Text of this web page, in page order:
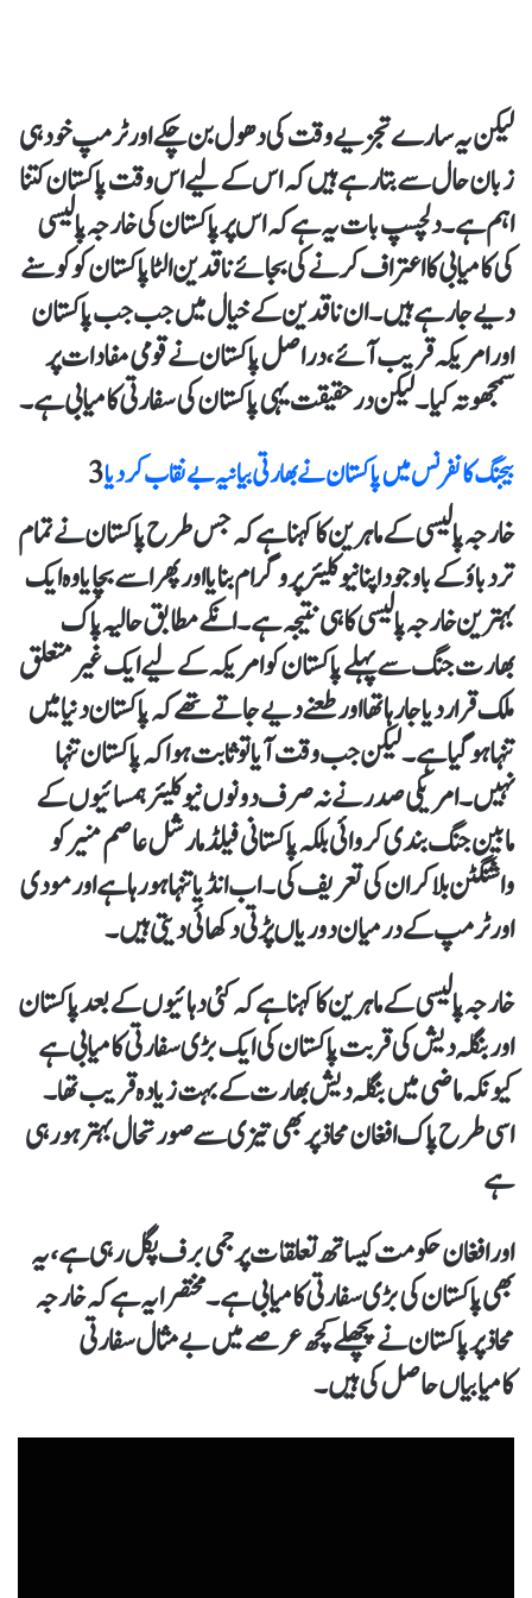
لیکن یہ سارے تجزیے وقت کی دھول بن چکے اور ٹرمپ خود ہی
زبان حال سے بتا رہے ہیں کہ اس کے لیے اس وقت پاکستان کتنا
اہم ہے۔ دلچسپ بات یہ ہے کہ اس پر پاکستان کی خارجہ پالیسی
کی کامیابی کا اعتراف کرنے کی بجائے ناقدین الٹا پاکستان کو کوسنے
دیے جا رہے ہیں۔ ان ناقدین کے خیال میں جب جب پاکستان
اور امریکہ قریب آئے، دراصل پاکستان نے قومی مفادات پر
سمجھوتہ کیا۔ لیکن درحقیقت یہی پاکستان کی سفارتی کامیابی ہے۔
بیجنگ کانفرنس میں پاکستان نے بھارتی بیانیہ بےنقاب کردیا3
خارجہ پالیسی کے ماہرین کا کہنا ہے کہ جس طرح پاکستان نے تمام
تر دباؤ کے باوجود اپنا نیوکلیئر پروگرام بنایا اور پھر اسے بچایا وہ ایک
بہترین خارجہ پالیسی کا ہی نتیجہ ہے۔ انکے مطابق حالیہ پاک
بھارت جنگ سے پہلے پاکستان کو امریکہ کے لیے ایک غیر متعلق
ملک قرار دیا جا رہا تھا اور طعنے دیے جاتے تھے کہ پاکستان دنیا میں
تنہا ہو گیا ہے۔ لیکن جب وقت آیا تو ثابت ہوا کہ پاکستان تنہا
نہیں۔ امریکی صدر نے نہ صرف دونوں نیوکلیئر ہمسائیوں کے
مابین جنگ بندی کروائی بلکہ پاکستانی فیلڈ مارشل عاصم منیر کو
واشنگٹن بلا کر ان کی تعریف کی۔ اب انڈیا تنہا ہو رہا ہے اور مودی
اور ٹرمپ کے درمیان دوریاں پڑتی دکھائی دیتی ہیں۔
خارجہ پالیسی کے ماہرین کا کہنا ہے کہ کئی دہائیوں کے بعد پاکستان
اور بنگلہ دیش کی قربت پاکستان کی ایک بڑی سفارتی کامیابی ہے
کیونکہ ماضی میں بنگلہ دیش بھارت کے بہت زیادہ قریب تھا۔
اسی طرح پاک افغان محاذ پر بھی تیزی سے صورتحال بہتر ہو رہی
ہے
اور افغان حکومت کیساتھ تعلقات پر جمی برف پگل رہی ہے، یہ
بھی پاکستان کی بڑی سفارتی کامیابی ہے۔ مختصرا یہ ہے کہ خارجہ
محاذ پر پاکستان نے پچھلے کچھ عرصے میں بے مثال سفارتی
کامیابیاں حاصل کی ہیں۔